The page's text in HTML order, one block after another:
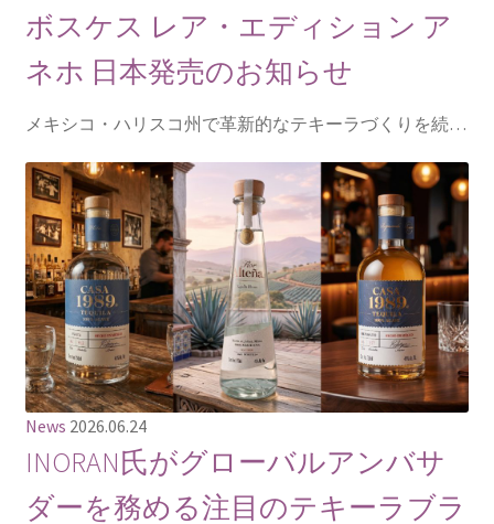
ボスケス レア・エディション ア
ネホ 日本発売のお知らせ
メキシコ・ハリスコ州で革新的なテキーラづくりを続…
News 2026.06.24
INORAN氏がグローバルアンバサ
ダーを務める注目のテキーラブラ